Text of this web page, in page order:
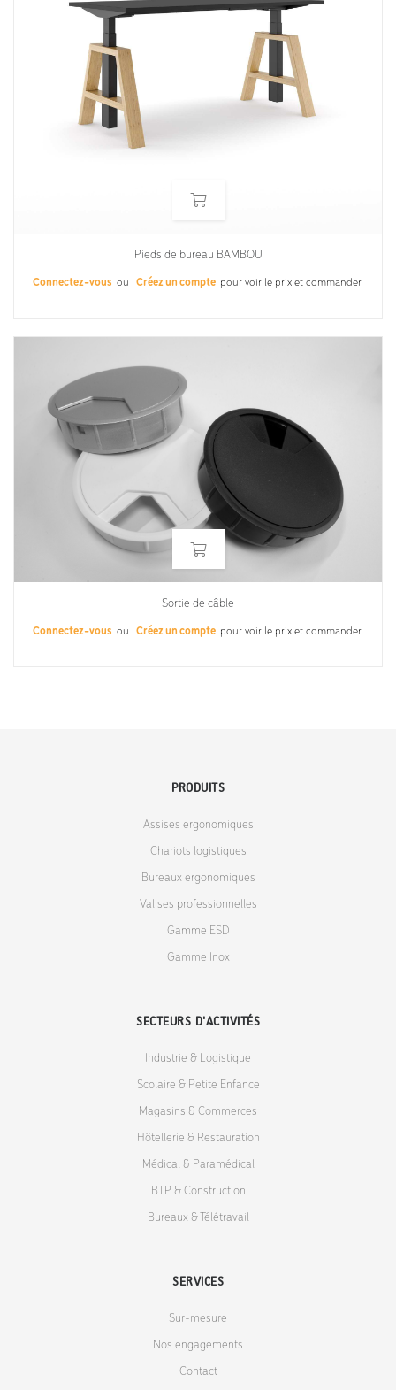
Pieds de bureau BAMBOU
Connectez-vous ou Créez un compte pour voir le prix et commander.
Sortie de câble
Connectez-vous ou Créez un compte pour voir le prix et commander.
PRODUITS
Assises ergonomiques
Chariots logistiques
Bureaux ergonomiques
Valises professionnelles
Gamme ESD
Gamme Inox
SECTEURS D'ACTIVITÉS
Industrie & Logistique
Scolaire & Petite Enfance
Magasins & Commerces
Hôtellerie & Restauration
Médical & Paramédical
BTP & Construction
Bureaux & Télétravail
SERVICES
Sur-mesure
Nos engagements
Contact